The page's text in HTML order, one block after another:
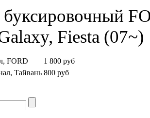
Fiesta (07~)
FORD 1 800 руб
Тайвань 800 руб